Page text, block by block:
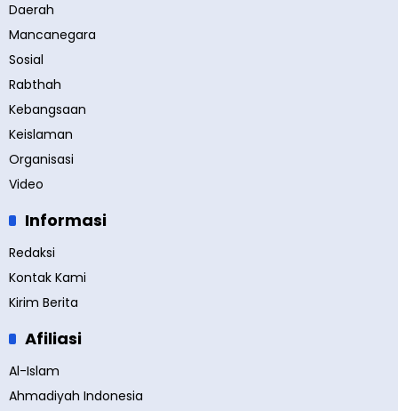
Daerah
Mancanegara
Sosial
Rabthah
Kebangsaan
Keislaman
Organisasi
Video
Informasi
Redaksi
Kontak Kami
Kirim Berita
Afiliasi
Al-Islam
Ahmadiyah Indonesia